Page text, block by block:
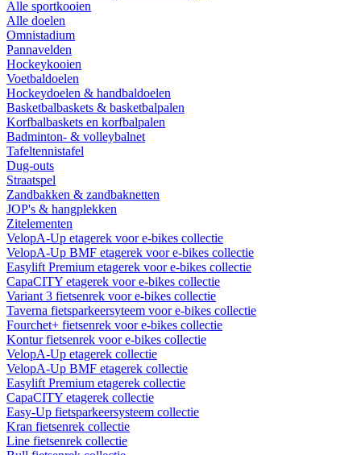
Alle sportkooien
Alle doelen
Omnistadium
Pannavelden
Hockeykooien
Voetbaldoelen
Hockeydoelen & handbaldoelen
Basketbalbaskets & basketbalpalen
Korfbalbaskets en korfbalpalen
Badminton- & volleybalnet
Tafeltennistafel
Dug-outs
Straatspel
Zandbakken & zandbaknetten
JOP's & hangplekken
Zitelementen
VelopA-Up etagerek voor e-bikes collectie
VelopA-Up BMF etagerek voor e-bikes collectie
Easylift Premium etagerek voor e-bikes collectie
CapaCITY etagerek voor e-bikes collectie
Variant 3 fietsenrek voor e-bikes collectie
Taverna fietsparkeersyteem voor e-bikes collectie
Fourchet+ fietsenrek voor e-bikes collectie
Kontur fietsenrek voor e-bikes collectie
VelopA-Up etagerek collectie
VelopA-Up BMF etagerek collectie
Easylift Premium etagerek collectie
CapaCITY etagerek collectie
Easy-Up fietsparkeersysteem collectie
Kran fietsenrek collectie
Line fietsenrek collectie